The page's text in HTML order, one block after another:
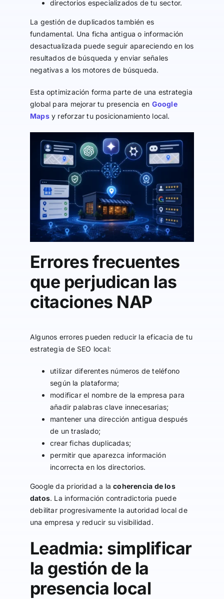
directorios especializados de tu sector.
La gestión de duplicados también es
fundamental. Una ficha antigua o información
desactualizada puede seguir apareciendo en los
resultados de búsqueda y enviar señales
negativas a los motores de búsqueda.
Esta optimización forma parte de una estrategia
global para mejorar tu presencia en Google
Mapsy reforzar tu posicionamiento local.
Errores frecuentes
que perjudican las
citaciones NAP
Algunos errores pueden reducir la eficacia de tu
estrategia de SEO local:
utilizar diferentes números de teléfono
según la plataforma;
modificar el nombre de la empresa para
añadir palabras clave innecesarias;
mantener una dirección antigua después
de un traslado;
crear fichas duplicadas;
permitir que aparezca información
incorrecta en los directorios.
Google da prioridad a lacoherencia de los
datos. La información contradictoria puede
debilitar progresivamente la autoridad local de
una empresa y reducir su visibilidad.
Leadmia: simplificar
la gestión de la
presencia local